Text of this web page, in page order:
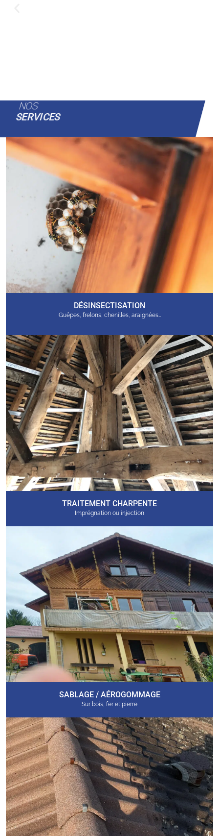
NOS
SERVICES
DÉSINSECTISATION
Guêpes, frelons, chenilles, araignées…
TRAITEMENT CHARPENTE
Imprégnation ou injection
SABLAGE / AÉROGOMMAGE
Sur bois, fer et pierre